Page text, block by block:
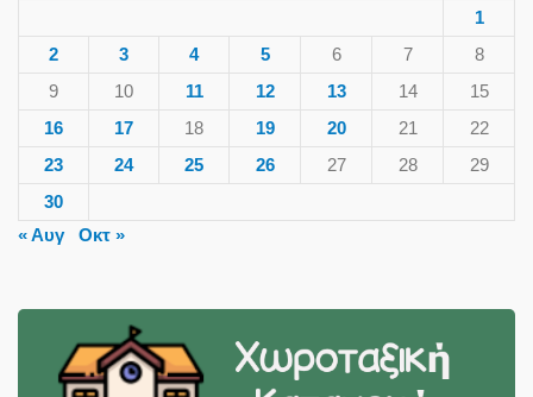
1
2
3 4 5 6 7
8
9
10 11 12 13 14
15
16
17 18 19 20 21
22
23
24 25 26 27 28
29
30
« Αυγ
Οκτ »